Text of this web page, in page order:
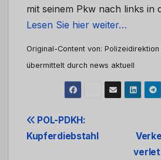
mit seinem Pkw nach links in
Lesen Sie hier weiter…
Original-Content von:
übermittelt durch news aktuell
Beitrags-
Navigation
POL-PDKH:
Kupferdiebstahl